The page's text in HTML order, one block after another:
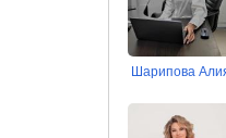
Шарипова